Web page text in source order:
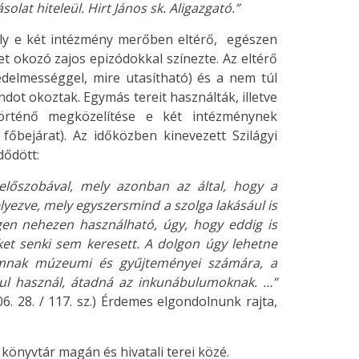
hiteleül. Hirt János sk. Aligazgató.”
e két intézmény merőben eltérő, egészen
okozó zajos epizódokkal színezte. Az eltérő
mire utasítható) és a nem túl
okoztak. Egymás tereit használták, illetve
megközelítése e két intézménynek
Az időközben kinevezett Szilágyi
mely azonban az által, hogy a
mely egyszersmind a szolga lakásául is
nehezen használható, úgy, hogy eddig is
senki sem keresett. A dolgon úgy lehetne
múzeumi és gyűjteményei számára, a
használ, átadná az inkunábulumoknak. …”
28. / 117. sz.) Érdemes elgondolnunk rajta,
magán és hivatali terei közé.